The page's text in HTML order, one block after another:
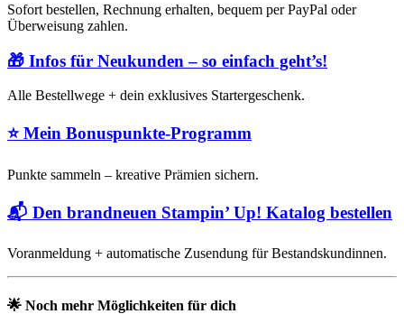
Sofort bestellen, Rechnung erhalten, bequem per PayPal oder
Überweisung zahlen.
🎁 Infos für Neukunden – so einfach geht’s!
Alle Bestellwege + dein exklusives Startergeschenk.
⭐Mein Bonuspunkte-Programm
Punkte sammeln – kreative Prämien sichern.
📬 Den brandneuen Stampin’ Up! Katalog bestellen
Voranmeldung + automatische Zusendung für Bestandskundinnen.
🌟 Noch mehr Möglichkeiten für dich